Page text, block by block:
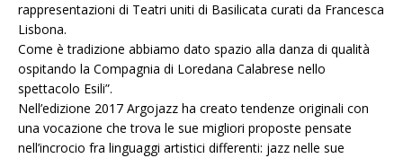
rappresentazioni di Teatri uniti di Basilicata curati da Francesca
Lisbona.
Come è tradizione abbiamo dato spazio alla danza di qualità
ospitando la Compagnia di Loredana Calabrese nello
spettacolo Esili”.
Nell’edizione 2017 Argojazz ha creato tendenze originali con
una vocazione che trova le sue migliori proposte pensate
nell’incrocio fra linguaggi artistici differenti: jazz nelle sue